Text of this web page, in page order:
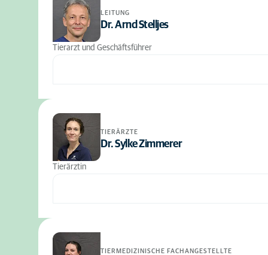
LEITUNG
Dr. Arnd Stelljes
Tierarzt und Geschäftsführer
TIERÄRZTE
Dr. Sylke Zimmerer
Tierärztin
TIERMEDIZINISCHE FACHANGESTELLTE